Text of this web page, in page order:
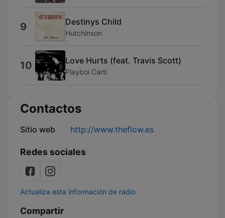
9 Destinys Child
Hutchinson
10 Love Hurts (feat. Travis Scott)
Playboi Carti
Contactos
Sitio web http://www.theflow.es
Redes sociales
Actualiza esta información de radio
Compartir